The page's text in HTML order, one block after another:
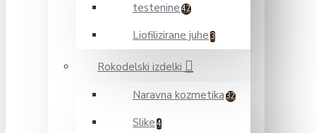
testenine 42
Liofilizirane juhe 3
Rokodelski izdelki
Naravna kozmetika 32
Slike 4